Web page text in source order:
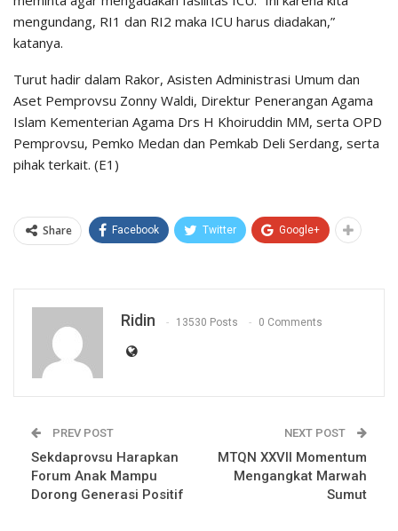
mengundang, RI1 dan RI2 maka ICU harus diadakan,”
katanya.
Turut hadir dalam Rakor, Asisten Administrasi Umum dan
Aset Pemprovsu Zonny Waldi, Direktur Penerangan Agama
Islam Kementerian Agama Drs H Khoiruddin MM, serta OPD
Pemprovsu, Pemko Medan dan Pemkab Deli Serdang, serta
pihak terkait. (E1)
Share Facebook Twitter Google+
Ridin 13530 Posts 0 Comments
PREV POST
Sekdaprovsu Harapkan
Forum Anak Mampu
Dorong Generasi Positif
NEXT POST
MTQN XXVII Momentum
Mengangkat Marwah
Sumut